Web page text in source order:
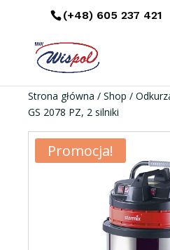
(+48) 605 237 421
Strona główna / Shop /
GS 2078 PZ, 2 silniki
Promocja!